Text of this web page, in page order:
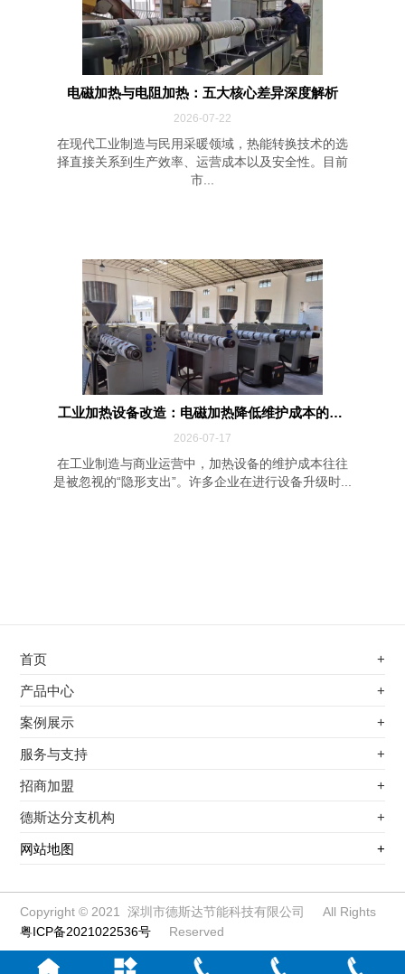
电磁加热与电阻加热：五大核心差异深度解析
2026-07-22
在现代工业制造与民用采暖领域，热能转换技术的选
择直接关系到生产效率、运营成本以及安全性。目前
市...
工业加热设备改造：电磁加热降低维护成本的四...
2026-07-17
在工业制造与商业运营中，加热设备的维护成本往往
是被忽视的“隐形支出”。许多企业在进行设备升级时...
首页 +
不锈钢专用电磁加热器
电磁蒸汽发生器
电磁加热棒配件
扩散泵电磁加热器
柜式电磁加热器
电磁锅炉配件
定制电磁加热线圈
产品中心 +
不锈钢专用电磁加热器
电磁蒸汽发生器
电磁加热棒配件
变频电磁采暖炉
柜式电磁加热器
电磁锅炉配件
案例展示 +
最新案例
其他应用
服务与支持 +
服务覆盖网络
服务流程
招商加盟 +
前景分析
加盟条件
加盟流程
德斯达分支机构 +
江信电子机构
网站地图 +
Copyright © 2021 深圳市德斯达节能科技有限公司 All Rights
Reserved
粤ICP备2021022536号